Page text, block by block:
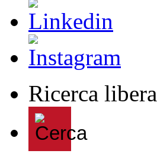
Ricerca libera